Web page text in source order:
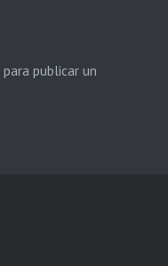
para publicar un